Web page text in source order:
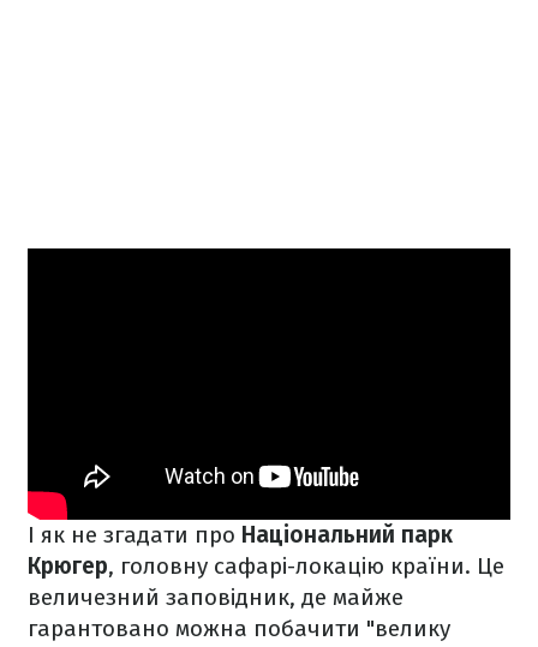
І як не згадати про Національний парк
Крюгер, головну сафарі-локацію країни. Це
величезний заповідник, де майже
гарантовано можна побачити "велику